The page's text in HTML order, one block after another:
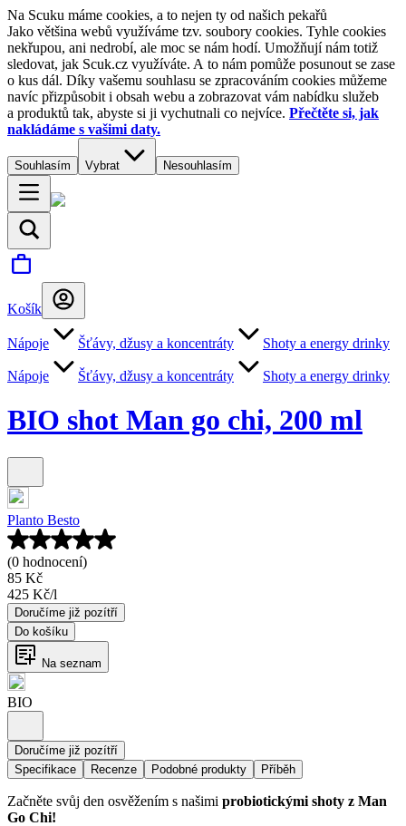
Na Scuku máme cookies, a to nejen ty od našich pekařů
Jako většina webů využíváme tzv. soubory cookies. Tyhle cookies
nekřupou, ani nedrobí, ale moc se nám hodí. Umožňují nám totiž
sledovat, jak Scuk.cz využíváte. A to nám pomůže posunout se zase
o kus dál. Díky vašemu souhlasu se zpracováním cookies můžeme
navíc přizpůsobit i obsah webu a zobrazovat vám nabídku služeb
a produktů tak, abyste si ji vychutnali co nejvíce. Přečtěte si, jak
nakládáme s vašimi daty.
Souhlasím Vybrat Nesouhlasím
Košík
Nápoje Šťávy, džusy a koncentráty Shoty a energy drinky
Nápoje Šťávy, džusy a koncentráty Shoty a energy drinky
BIO shot Man go chi, 200 ml
Planto Besto
(0 hodnocení)
85 Kč
425 Kč/l
Doručíme již pozítří
Do košíku
Na seznam
BIO
Doručíme již pozítří
Specifikace
Recenze Podobné produkty Příběh
Začněte svůj den osvěžením s našimi probiotickými shoty z Man
Go Chi!